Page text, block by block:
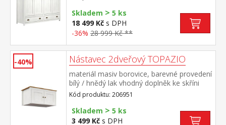
pravé části 1 police a kovová šatní
tyč vhodný doplněk nástavec TOPAZIO
206953
Skladem > 5 ks
18 499 Kč s DPH
-36% 28 999 Kč **
-40% Nástavec 2dveřový TOPAZIO
materiál masiv borovice, barevné provedení
bílý / hnědý lak vhodný doplněk ke skříni
TOPAZIO 206281
Kód produktu: 206951
Skladem > 5 ks
3 499 Kč s DPH